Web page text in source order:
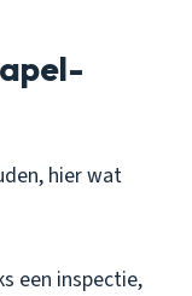
hier wat
een inspectie,